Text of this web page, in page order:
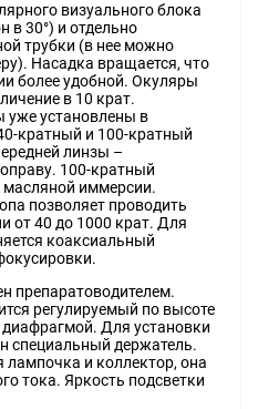
визуального блока
в 30°) и отдельно
трубки (в нее можно
Насадка вращается, что
более удобной. Окуляры
в 10 крат.
уже установлены в
кратный и 100-кратный
линзы –
100-кратный
масляной иммерсии.
позволяет проводить
от 40 до 1000 крат. Для
коаксиальный
препаратоводителем.
регулируемый по высоте
Для установки
специальный держатель.
лампочка и коллектор, она
тока. Яркость подсветки